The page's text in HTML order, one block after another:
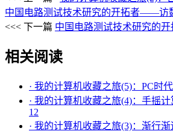
中国电路测试技术研究的开拓者——访
<<< 下一篇 中国电路测试技术研究的
相关阅读
· 我的计算机收藏之旅(5)：PC时代
· 我的计算机收藏之旅(4)：手摇
12
· 我的计算机收藏之旅(3)：渐行